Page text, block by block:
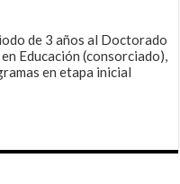
de 3 años al Doctorado
Educación (consorciado),
en etapa inicial